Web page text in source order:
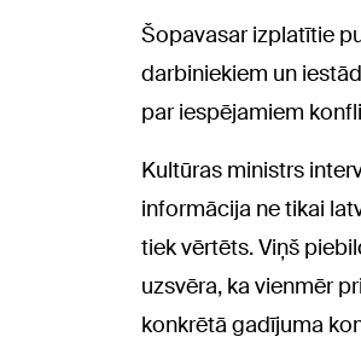
Šopavasar izplatītie
darbiniekiem un
par iespējamiem
Kultūras ministrs
informācija ne tikai
tiek vērtēts. Viņš
uzsvēra, ka vienmēr
konkrētā gadījuma